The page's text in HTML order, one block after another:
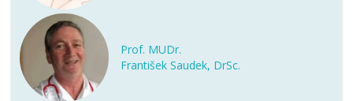
Prof. MUDr.
František Saudek, DrSc.